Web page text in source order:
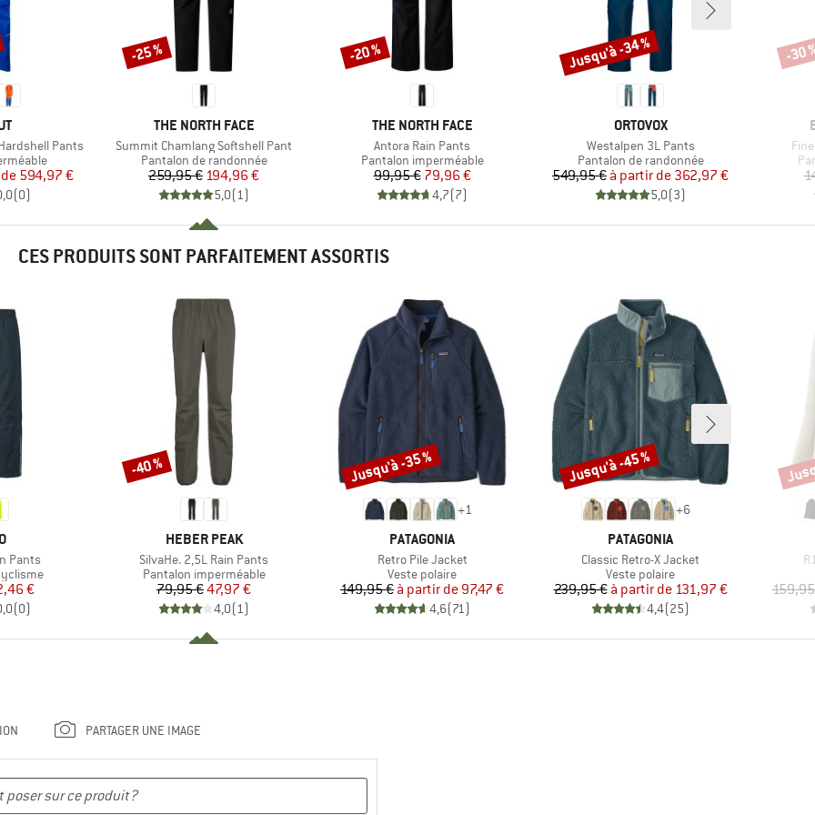
Pants
réduit
594,97 €
(0)
MARQUE
THE NORTH FACE
Article
Summit Chamlang Softshell Pant
Product group
Pantalon de randonnée
Prix
259,95 €Prix réduit
194,96 €
5,0(1)
Remise
-25 %
MARQUE
THE NORTH FACE
Article
Antora Rain Pants
Product group
Pantalon imperméable
Prix
99,95 €Prix réduit
79,96 €
4,7(7)
Remise
-20 %
MARQUE
ORTOVOX
Article
Westalpen 3L Pants
Product group
Pantalon de randonnée
Prix
549,95 € Prix réduit
à partir de 362,97 €
5,0(3)
Remise
Jusqu'à -34 % -30
CES PRODUITS SONT PARFAITEMENT ASSORTIS
Pants
réduit
€
(0)
MARQUE
HEBER PEAK
Article
SilvaHe. 2,5L Rain Pants
Product group
Pantalon imperméable
Prix
79,95 €Prix réduit
47,97 €
4,0(1)
Remise
-40 %
+1
MARQUE
PATAGONIA
Article
Retro Pile Jacket
Product group
Veste polaire
Prix
149,95 € Prix réduit
à partir de 97,47 €
4,6(71)
Remise
Jusqu'à -35 %
+6
MARQUE
PATAGONIA
Article
Classic Retro-X Jacket
Product group
Veste polaire
Prix
239,95 € Prix réduit
à partir de 131,97 €
4,4(25)
Remise
Jusqu'à -45 %
PARTAGER UNE IMAGE